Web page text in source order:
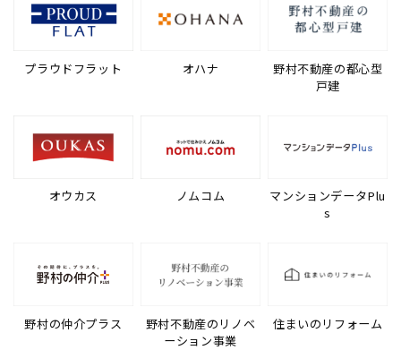
プラウドフラット オハナ
野村不動産の都心型
戸建
オウカス ノムコム
マンションデータPlu
s
野村の仲介プラス
野村不動産のリノベ
ーション事業
住まいのリフォーム